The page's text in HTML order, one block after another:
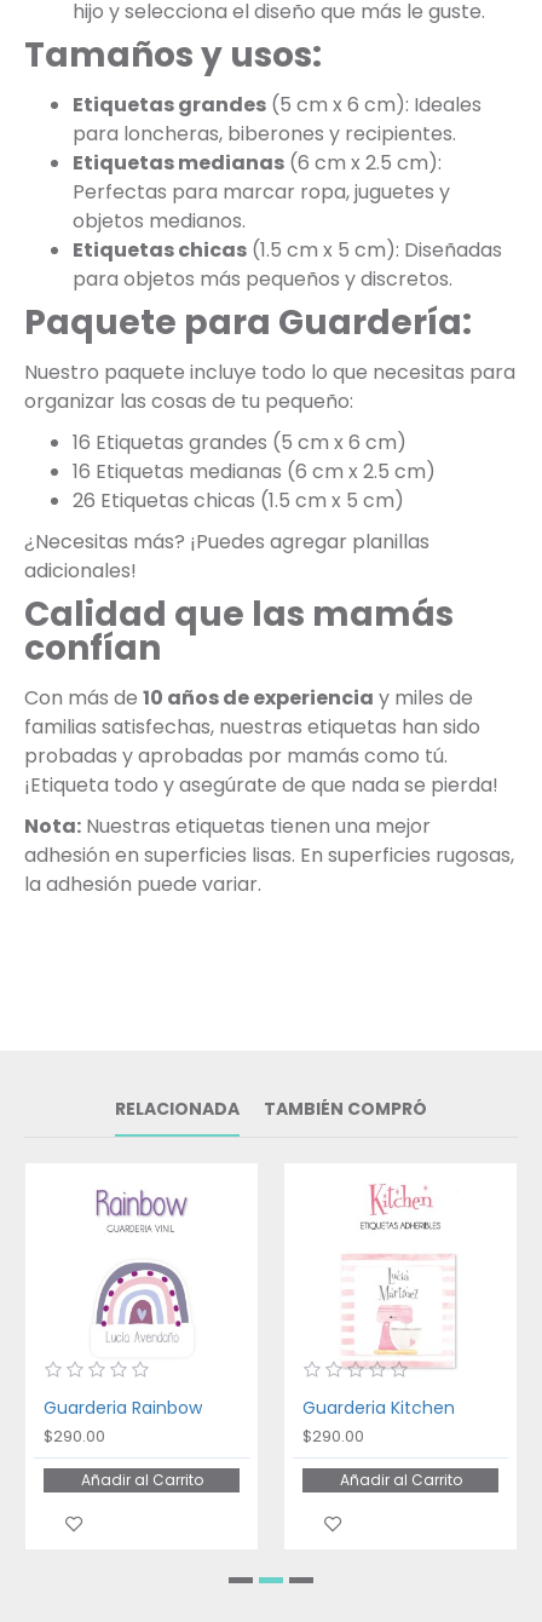
hijo y selecciona el diseño que más le guste.
Tamaños y usos:
Etiquetas grandes (5 cm x 6 cm): Ideales
para loncheras, biberones y recipientes.
Etiquetas medianas (6 cm x 2.5 cm):
Perfectas para marcar ropa, juguetes y
objetos medianos.
Etiquetas chicas (1.5 cm x 5 cm): Diseñadas
para objetos más pequeños y discretos.
Paquete para Guardería:
Nuestro paquete incluye todo lo que necesitas para
organizar las cosas de tu pequeño:
16 Etiquetas grandes (5 cm x 6 cm)
16 Etiquetas medianas (6 cm x 2.5 cm)
26 Etiquetas chicas (1.5 cm x 5 cm)
¿Necesitas más? ¡Puedes agregar planillas
adicionales!
Calidad que las mamás
confían
Con más de 10 años de experiencia y miles de
familias satisfechas, nuestras etiquetas han sido
probadas y aprobadas por mamás como tú.
¡Etiqueta todo y asegúrate de que nada se pierda!
Nota: Nuestras etiquetas tienen una mejor
adhesión en superficies lisas. En superficies rugosas,
la adhesión puede variar.
RELACIONADA TAMBIÉN COMPRÓ
Guarderia Rainbow
$290.00
Añadir al Carrito
Guarderia Kitchen
$290.00
Añadir al Carrito